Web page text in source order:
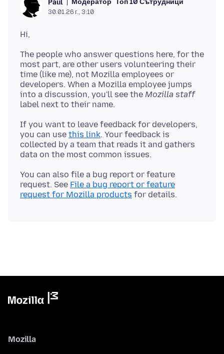
Paul Модератор Топ 10 Сътрудници
30.01.26 г., 3:10
The people who answer questions here, for the
most part, are other users volunteering their
time (like me), not Mozilla employees or
developers. When a Mozilla employee jumps
into a discussion, you'll see the Mozilla staff
If you want to leave feedback for developers,
you can use this link. Your feedback is
collected by a team that reads it and gathers
You can also file a bug report or feature
request. See File a bug report or feature
request for Mozilla products
Mozilla